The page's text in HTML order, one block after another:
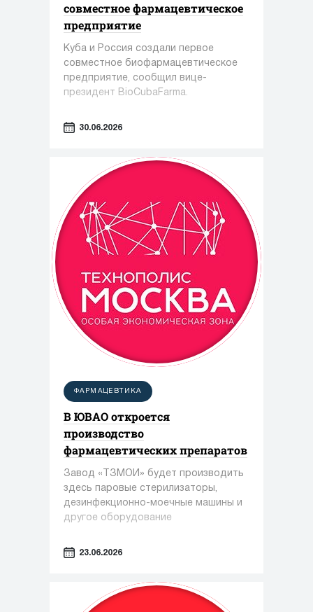
совместное фармацевтическое
предприятие
Куба и Россия создали первое
совместное биофармацевтическое
предприятие, сообщил вице-
президент BioCubaFarma.
30.06.2026
ФАРМАЦЕВТИКА
В ЮВАО откроется
производство
фармацевтических препаратов
Завод «ТЗМОИ» будет производить
здесь паровые стерилизаторы,
дезинфекционно-моечные машины и
другое оборудование
23.06.2026